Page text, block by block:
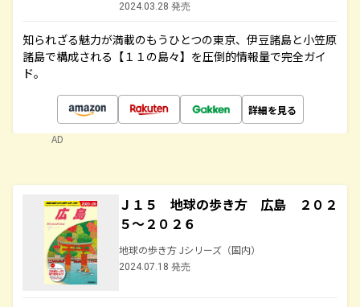
2024.03.28 発売
知られざる魅力が満載のもうひとつの東京、伊豆諸島と小笠原
諸島で構成される【１１の島々】を圧倒的情報量で完全ガイ
ド。
詳細を見る
AD
Ｊ１５ 地球の歩き方 広島 ２０２
５～２０２６
地球の歩き方 Jシリーズ（国内）
2024.07.18 発売